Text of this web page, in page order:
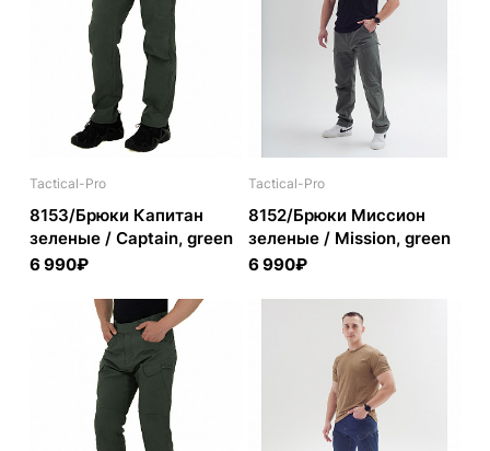
Tactical-Pro
8153/Брюки Капитан
зеленые / Captain, green
6 990₽
Tactical-Pro
8152/Брюки Миссион
зеленые / Mission, green
6 990₽